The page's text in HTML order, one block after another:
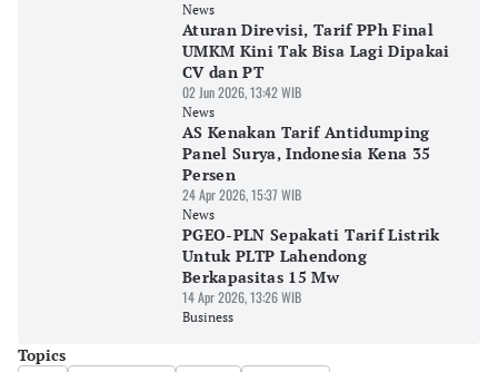
News
Aturan Direvisi, Tarif PPh Final
UMKM Kini Tak Bisa Lagi Dipakai
CV dan PT
02 Jun 2026, 13:42 WIB
News
AS Kenakan Tarif Antidumping
Panel Surya, Indonesia Kena 35
Persen
24 Apr 2026, 15:37 WIB
News
PGEO-PLN Sepakati Tarif Listrik
Untuk PLTP Lahendong
Berkapasitas 15 Mw
14 Apr 2026, 13:26 WIB
Business
Topics